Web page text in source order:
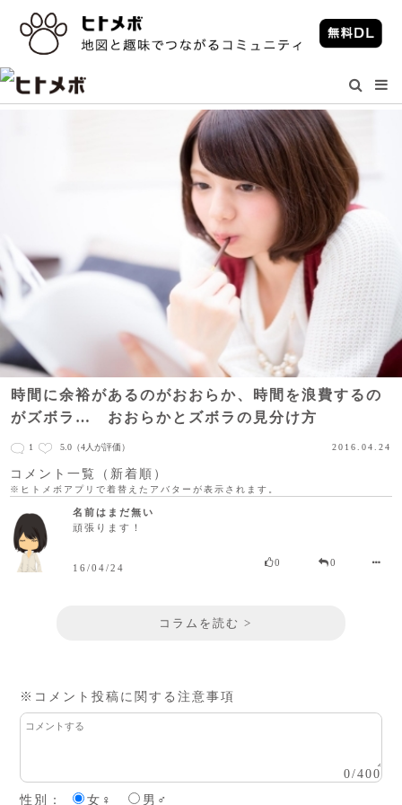
時間に余裕があるのがおおらか、時間を浪費するの
がズボラ… おおらかとズボラの見分け方
1 5.0 （4人が評価） 2016.04.24
コメント一覧（新着順）
※ヒトメボアプリで着替えたアバターが表示されます。
名前はまだ無い
頑張ります！
16/04/24 0 0
コラムを読む >
※コメント投稿に関する注意事項
0/400
性別：
女♀ 男♂